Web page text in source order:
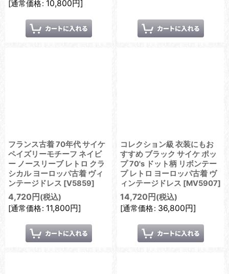
[通常価格: 10,800円]
フランス古着 70年代 サイケ
ペイズリーモチーフ ネイビ
ー ノースリーブ レトロ クラ
シカル ヨーロッパ古着 ヴィ
ンテージドレス [V5859]
4,720 円 (税込)
[通常価格: 11,800円]
コレクション級 衣装にもお
すすめ ブラック サイケ ポッ
プ 70's ドット柄 リボンテー
プ レトロ ヨーロッパ古着 ヴ
ィンテージドレス [MV5907]
14,720 円 (税込)
[通常価格: 36,800円]